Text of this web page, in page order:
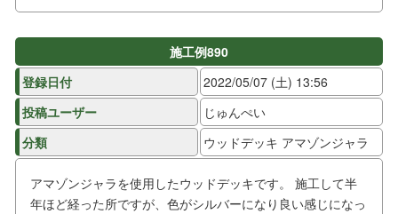
施工例890
登録日付
2022/05/07 (土) 13:56
投稿ユーザー
じゅんぺい
分類
ウッドデッキ アマゾンジャラ
アマゾンジャラを使用したウッドデッキです。 施工して半
年ほど経った所ですが、色がシルバーになり良い感じになっ